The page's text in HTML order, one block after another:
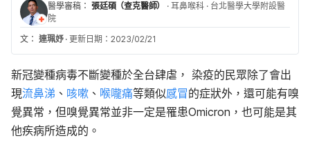
醫學審稿： 張廷碩（查克醫師） ·耳鼻喉科 · 台北醫學大學附設醫
院
文： 連珮妤 · 更新日期：2023/02/21
新冠變種病毒不斷變種於全台肆虐， 染疫的民眾除了會出
現流鼻涕 、 咳嗽 、 喉嚨痛等類似感冒的症狀外，還可能有嗅
覺異常，但嗅覺異常並非一定是罹患Omicron，也可能是其
他疾病所造成的。